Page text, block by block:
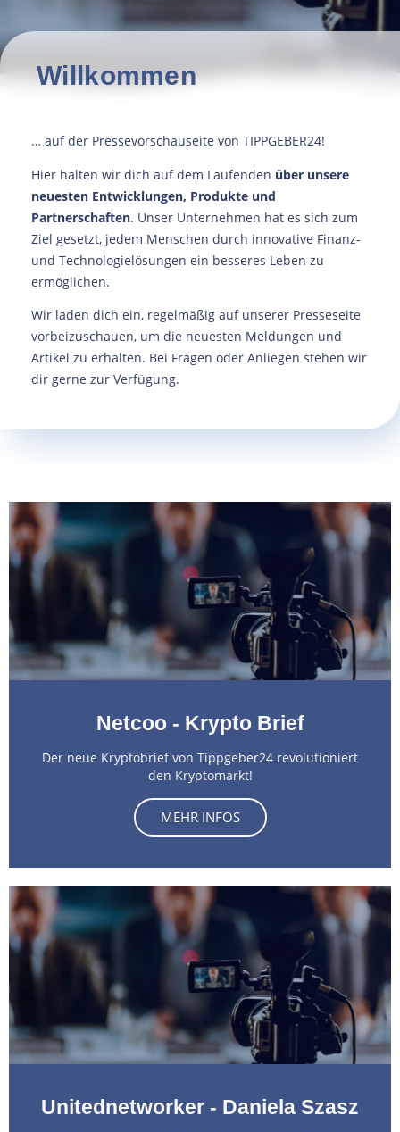
Willkommen
… auf der Pressevorschauseite von TIPPGEBER24!
Hier halten wir dich auf dem Laufenden über unsere
neuesten Entwicklungen, Produkte und
Partnerschaften. Unser Unternehmen hat es sich zum
Ziel gesetzt, jedem Menschen durch innovative Finanz-
und Technologielösungen ein besseres Leben zu
ermöglichen.
Wir laden dich ein, regelmäßig auf unserer Presseseite
vorbeizuschauen, um die neuesten Meldungen und
Artikel zu erhalten. Bei Fragen oder Anliegen stehen wir
dir gerne zur Verfügung.
Netcoo - Krypto Brief
Der neue Kryptobrief von Tippgeber24 revolutioniert
den Kryptomarkt!
MEHR INFOS
Unitednetworker - Daniela Szasz